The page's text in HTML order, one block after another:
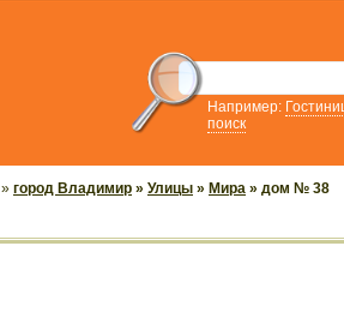
Например:
поиск
» город Владимир » Улицы » Мира » дом № 38